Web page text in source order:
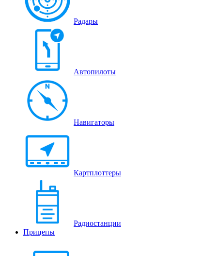
Радары
Автопилоты
Навигаторы
Картплоттеры
Радиостанции
Прицепы